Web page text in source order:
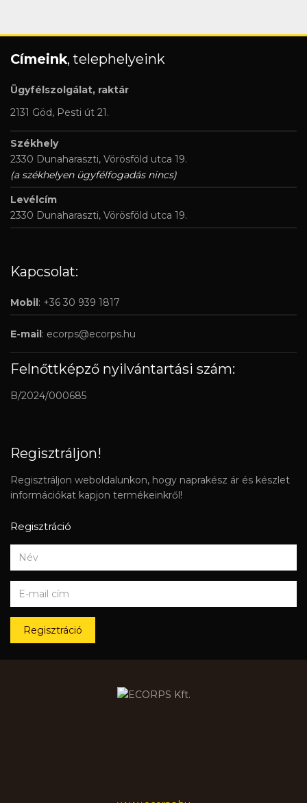
Címeink, telephelyeink
Ügyfélszolgálat, raktár
2131 Göd, Pesti út 21.
Székhely
2330 Dunaharaszti, Vörösföld utca 19.
(a székhelyen ügyfélfogadás nincs)
Levélcím
2330 Dunaharaszti, Vörösföld utca 19.
Kapcsolat:
Mobil: +36 30 939 1817
E-mail: ecorps@ecorps.hu
Felnőttképző nyilvántartási szám:
B/2024/000685
Regisztráljon!
Regisztráljon weboldalunkon, hogy naprakész ár és készlet
információkat kapjon termékeinkről!
Regisztráció
Regisztráció